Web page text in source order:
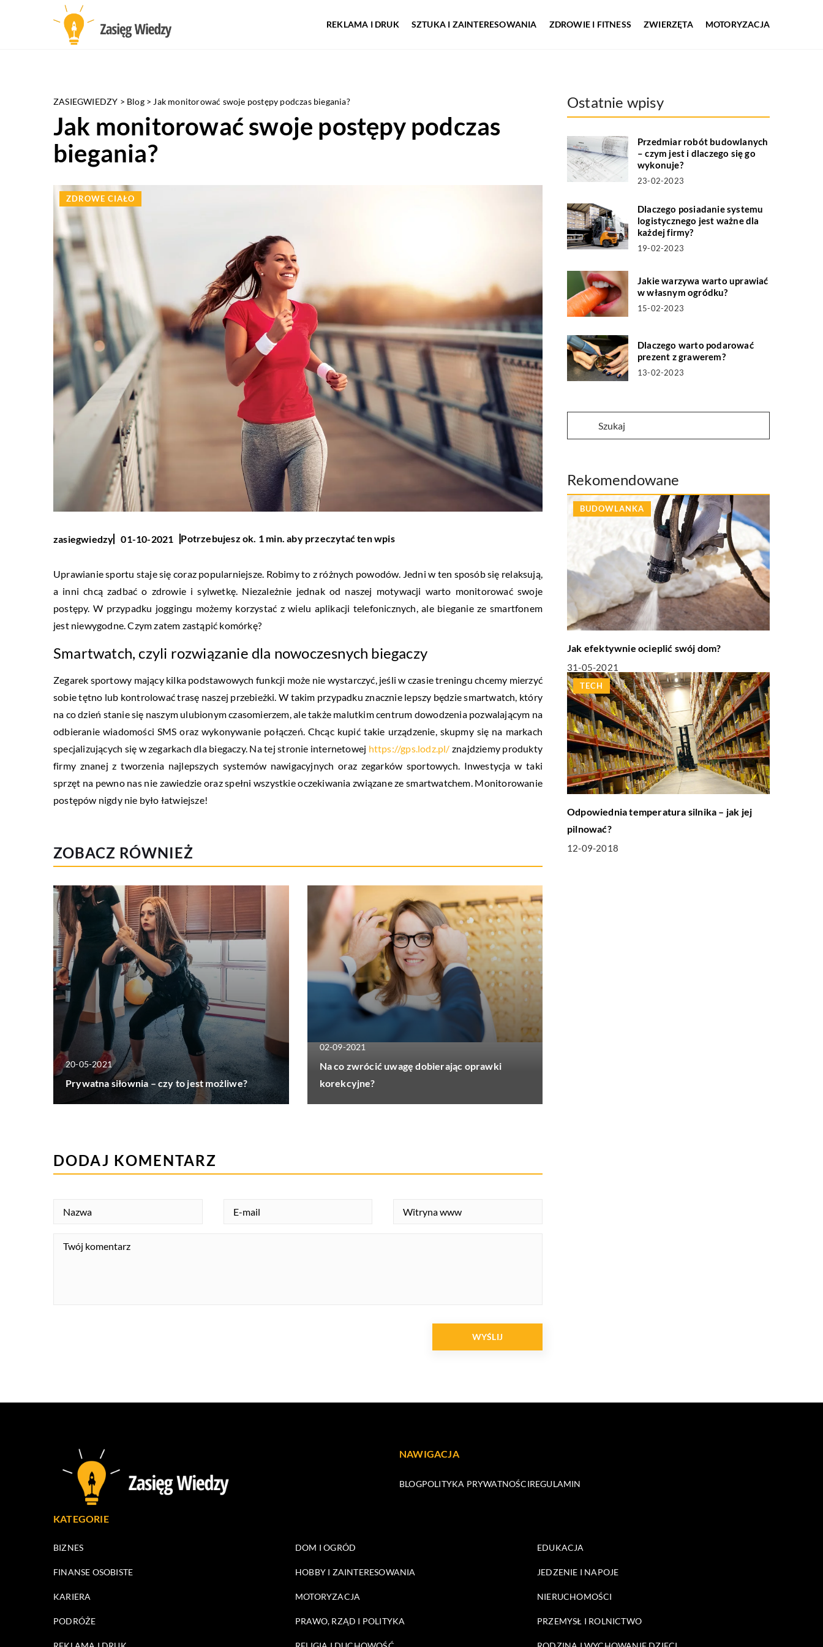
REKLAMA I DRUK SZTUKA I ZAINTERESOWANIA ZDROWIE I FITNESS ZWIERZĘTA MOTORYZACJA
ZASIEGWIEDZY > Blog> Jak monitorować swoje postępy podczas biegania?
Jak monitorować swoje postępy podczas
biegania?
ZDROWE CIAŁO
zasiegwiedzy 01-10-2021 Potrzebujesz ok. 1 min. aby przeczytać ten wpis
Uprawianie sportu staje się coraz popularniejsze. Robimy to z różnych powodów. Jedni w ten sposób się relaksują,
a inni chcą zadbać o zdrowie i sylwetkę. Niezależnie jednak od naszej motywacji warto monitorować swoje
postępy. W przypadku joggingu możemy korzystać z wielu aplikacji telefonicznych, ale bieganie ze smartfonem
jest niewygodne. Czym zatem zastąpić komórkę?
Smartwatch, czyli rozwiązanie dla nowoczesnych biegaczy
Zegarek sportowy mający kilka podstawowych funkcji może nie wystarczyć, jeśli w czasie treningu chcemy mierzyć
sobie tętno lub kontrolować trasę naszej przebieżki. W takim przypadku znacznie lepszy będzie smartwatch, który
na co dzień stanie się naszym ulubionym czasomierzem, ale także malutkim centrum dowodzenia pozwalającym na
odbieranie wiadomości SMS oraz wykonywanie połączeń. Chcąc kupić takie urządzenie, skupmy się na markach
specjalizujących się w zegarkach dla biegaczy. Na tej stronie internetowej https://gps.lodz.pl/ znajdziemy produkty
firmy znanej z tworzenia najlepszych systemów nawigacyjnych oraz zegarków sportowych. Inwestycja w taki
sprzęt na pewno nas nie zawiedzie oraz spełni wszystkie oczekiwania związane ze smartwatchem. Monitorowanie
postępów nigdy nie było łatwiejsze!
ZOBACZ RÓWNIEŻ
20-05-2021
Prywatna siłownia – czy to jest możliwe?
02-09-2021
Na co zwrócić uwagę dobierając oprawki
korekcyjne?
Ostatnie wpisy
Przedmiar robót budowlanych
– czym jest i dlaczego się go
wykonuje?
23-02-2023
Dlaczego posiadanie systemu
logistycznego jest ważne dla
każdej firmy?
19-02-2023
Jakie warzywa warto uprawiać
w własnym ogródku?
15-02-2023
Dlaczego warto podarować
prezent z grawerem?
13-02-2023
Rekomendowane
BUDOWLANKA
Jak efektywnie ocieplić swój dom?
31-05-2021
TECH
Odpowiednia temperatura silnika – jak jej
pilnować?
12-09-2018
DODAJ KOMENTARZ
NAWIGACJA
BLOGPOLITYKA PRYWATNOŚCIREGULAMIN
KATEGORIE
BIZNES DOM I OGRÓD EDUKACJA
FINANSE OSOBISTE HOBBY I ZAINTERESOWANIA JEDZENIE I NAPOJE
KARIERA MOTORYZACJA NIERUCHOMOŚCI
PODRÓŻE PRAWO, RZĄD I POLITYKA PRZEMYSŁ I ROLNICTWO